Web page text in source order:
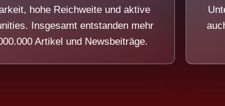
hohe Reichweite und aktive
Insgesamt entstanden mehr
Artikel und Newsbeiträge.